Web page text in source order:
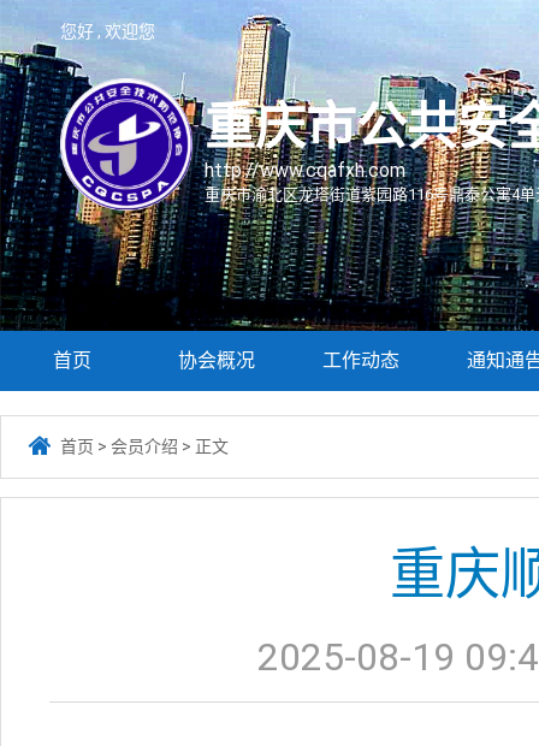
您好 , 欢迎您
重庆市公共安
http://www.cqafxh.com
重庆市渝北区龙塔街道紫园路116号鼎泰公寓4单
首页 协会概况 工作动态 通知通
 首页 > 会员介绍 > 正文
重庆
2025-08-19